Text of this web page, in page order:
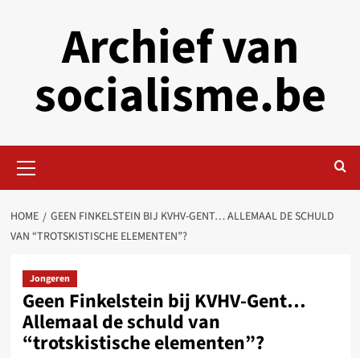
Archief van
socialisme.be
Menu
HOME
GEEN FINKELSTEIN BIJ KVHV-GENT… ALLEMAAL DE SCHULD
VAN “TROTSKISTISCHE ELEMENTEN”?
Jongeren
Geen Finkelstein bij KVHV-Gent…
Allemaal de schuld van
“trotskistische elementen”?